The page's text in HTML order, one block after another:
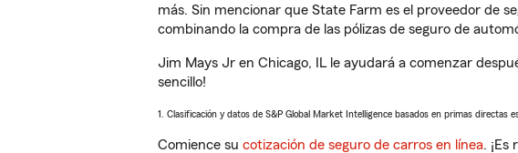
más. Sin mencionar que State Farm es el proveedor de
combinando la compra de las pólizas de seguro de
Jim Mays Jr en Chicago, IL le ayudará a comenzar
sencillo!
1. Clasificación y datos de S&P Global Market Intelligence basados en primas directas
Comience su cotización de seguro de carros en línea. ¡Es